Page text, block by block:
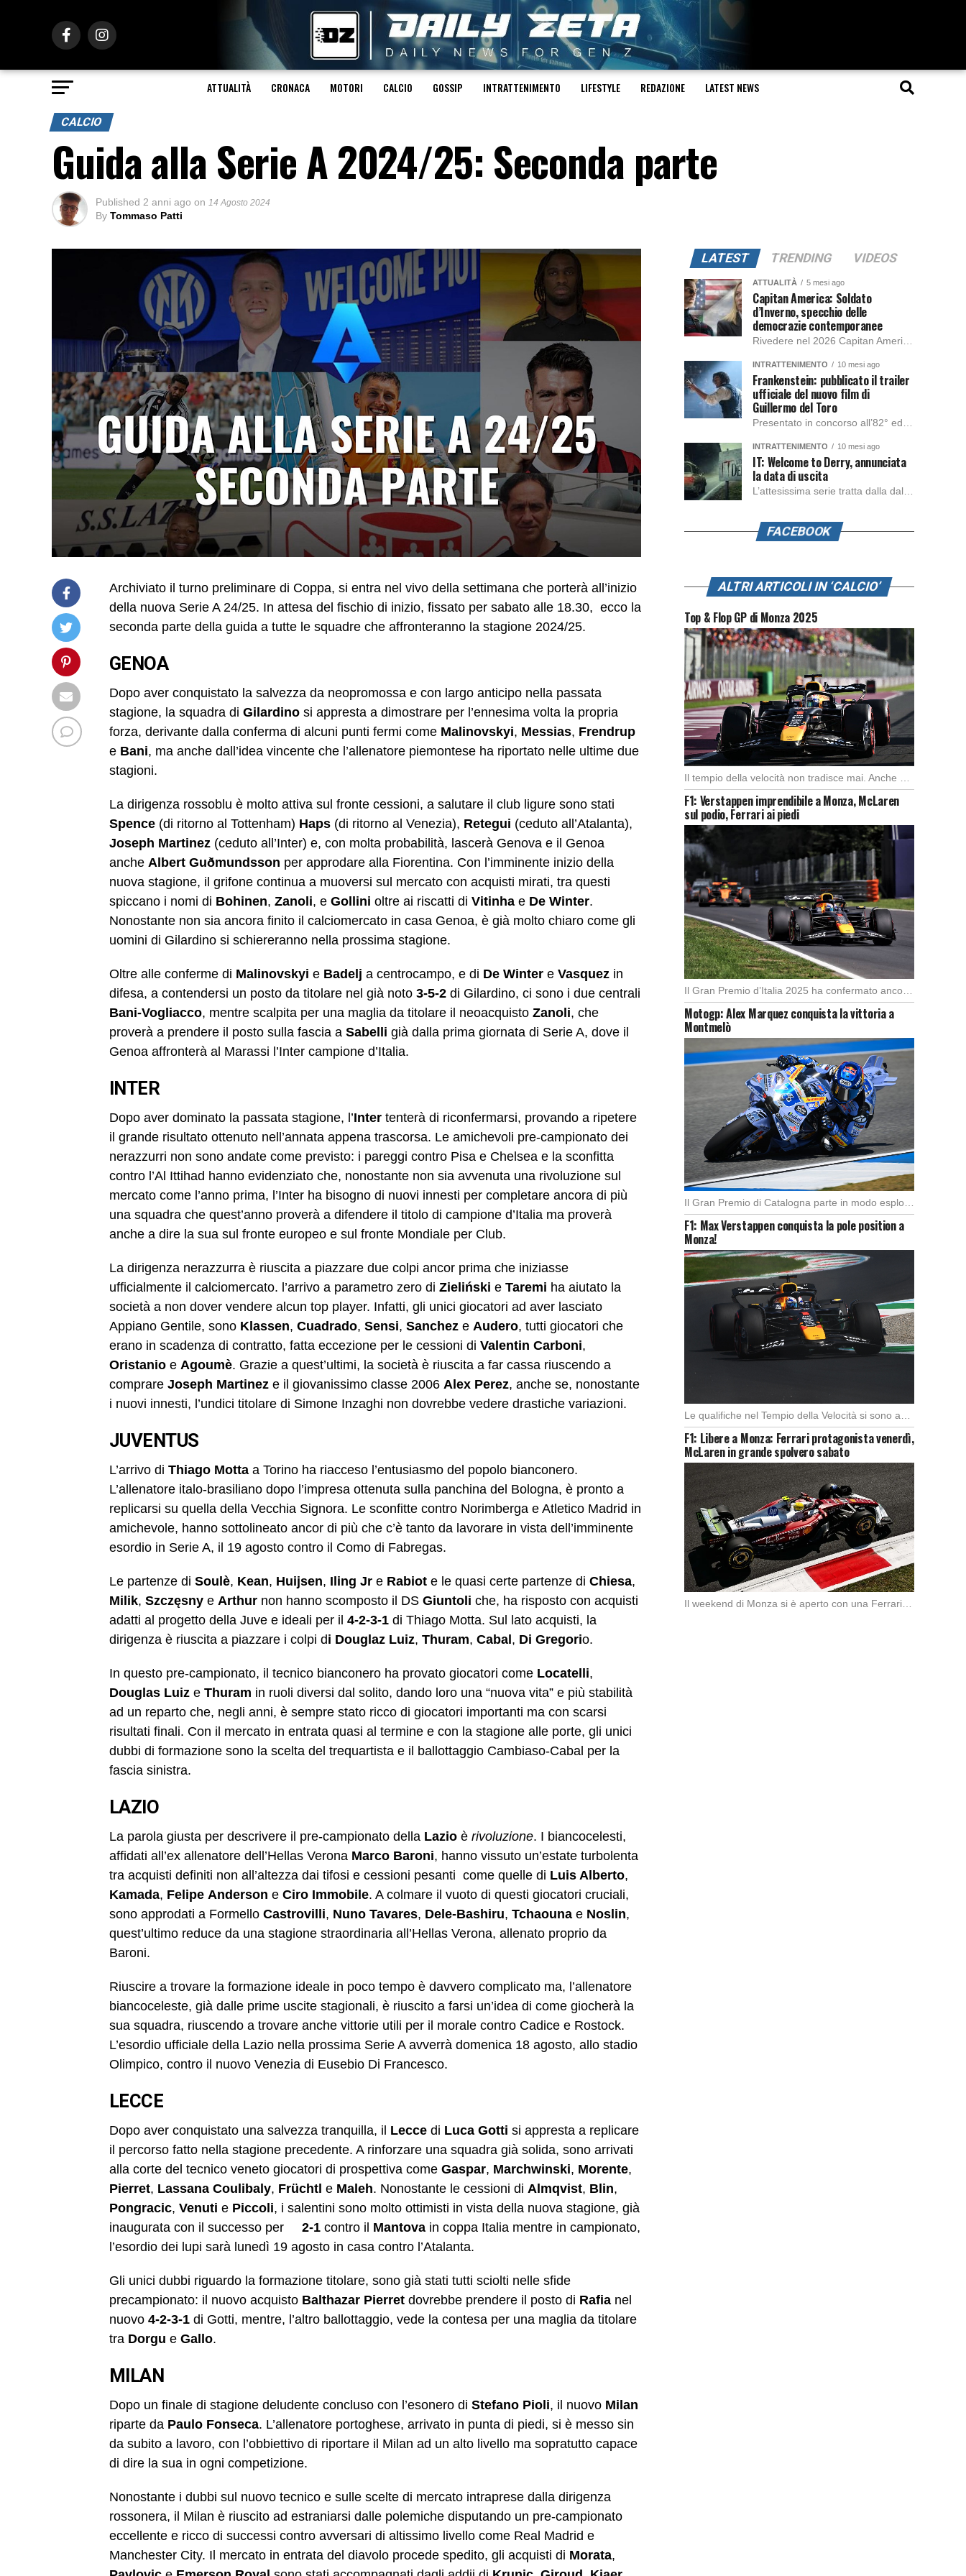
ATTUALITÀ CRONACA MOTORI CALCIO GOSSIP INTRATTENIMENTO LIFESTYLE REDAZIONE LATEST NEWS
CALCIO
Guida alla Serie A 2024/25: Seconda parte
Published 2 anni ago on 14 Agosto 2024
By Tommaso Patti
Archiviato il turno preliminare di Coppa, si entra nel vivo della settimana che porterà all’inizio
della nuova Serie A 24/25. In attesa del fischio di inizio, fissato per sabato alle 18.30, ecco la
seconda parte della guida a tutte le squadre che affronteranno la stagione 2024/25.
GENOA
Dopo aver conquistato la salvezza da neopromossa e con largo anticipo nella passata
stagione, la squadra di Gilardino si appresta a dimostrare per l’ennesima volta la propria
forza, derivante dalla conferma di alcuni punti fermi come Malinovskyi, Messias, Frendrup
e Bani, ma anche dall’idea vincente che l’allenatore piemontese ha riportato nelle ultime due
stagioni.
La dirigenza rossoblu è molto attiva sul fronte cessioni, a salutare il club ligure sono stati
Spence (di ritorno al Tottenham) Haps (di ritorno al Venezia), Retegui (ceduto all’Atalanta),
Joseph Martinez (ceduto all’Inter) e, con molta probabilità, lascerà Genova e il Genoa
anche Albert Guðmundsson per approdare alla Fiorentina. Con l’imminente inizio della
nuova stagione, il grifone continua a muoversi sul mercato con acquisti mirati, tra questi
spiccano i nomi di Bohinen, Zanoli, e Gollini oltre ai riscatti di Vitinha e De Winter.
Nonostante non sia ancora finito il calciomercato in casa Genoa, è già molto chiaro come gli
uomini di Gilardino si schiereranno nella prossima stagione.
Oltre alle conferme di Malinovskyi e Badelj a centrocampo, e di De Winter e Vasquez in
difesa, a contendersi un posto da titolare nel già noto 3-5-2 di Gilardino, ci sono i due centrali
Bani-Vogliacco, mentre scalpita per una maglia da titolare il neoacquisto Zanoli, che
proverà a prendere il posto sulla fascia a Sabelli già dalla prima giornata di Serie A, dove il
Genoa affronterà al Marassi l’Inter campione d’Italia.
INTER
Dopo aver dominato la passata stagione, l’Inter tenterà di riconfermarsi, provando a ripetere
il grande risultato ottenuto nell’annata appena trascorsa. Le amichevoli pre-campionato dei
nerazzurri non sono andate come previsto: i pareggi contro Pisa e Chelsea e la sconfitta
contro l’Al Ittihad hanno evidenziato che, nonostante non sia avvenuta una rivoluzione sul
mercato come l’anno prima, l’Inter ha bisogno di nuovi innesti per completare ancora di più
una squadra che quest’anno proverà a difendere il titolo di campione d’Italia ma proverà
anche a dire la sua sul fronte europeo e sul fronte Mondiale per Club.
La dirigenza nerazzurra è riuscita a piazzare due colpi ancor prima che iniziasse
ufficialmente il calciomercato. l’arrivo a parametro zero di Zieliński e Taremi ha aiutato la
società a non dover vendere alcun top player. Infatti, gli unici giocatori ad aver lasciato
Appiano Gentile, sono Klassen, Cuadrado, Sensi, Sanchez e Audero, tutti giocatori che
erano in scadenza di contratto, fatta eccezione per le cessioni di Valentin Carboni,
Oristanio e Agoumè. Grazie a quest’ultimi, la società è riuscita a far cassa riuscendo a
comprare Joseph Martinez e il giovanissimo classe 2006 Alex Perez, anche se, nonostante
i nuovi innesti, l’undici titolare di Simone Inzaghi non dovrebbe vedere drastiche variazioni.
JUVENTUS
L’arrivo di Thiago Motta a Torino ha riacceso l’entusiasmo del popolo bianconero.
L’allenatore italo-brasiliano dopo l’impresa ottenuta sulla panchina del Bologna, è pronto a
replicarsi su quella della Vecchia Signora. Le sconfitte contro Norimberga e Atletico Madrid in
amichevole, hanno sottolineato ancor di più che c’è tanto da lavorare in vista dell’imminente
esordio in Serie A, il 19 agosto contro il Como di Fabregas.
Le partenze di Soulè, Kean, Huijsen, Iling Jr e Rabiot e le quasi certe partenze di Chiesa,
Milik, Szczęsny e Arthur non hanno scomposto il DS Giuntoli che, ha risposto con acquisti
adatti al progetto della Juve e ideali per il 4-2-3-1 di Thiago Motta. Sul lato acquisti, la
dirigenza è riuscita a piazzare i colpi di Douglaz Luiz, Thuram, Cabal , Di Gregorio.
In questo pre-campionato, il tecnico bianconero ha provato giocatori come Locatelli,
Douglas Luiz e Thuram in ruoli diversi dal solito, dando loro una “nuova vita” e più stabilità
ad un reparto che, negli anni, è sempre stato ricco di giocatori importanti ma con scarsi
risultati finali. Con il mercato in entrata quasi al termine e con la stagione alle porte, gli unici
dubbi di formazione sono la scelta del trequartista e il ballottaggio Cambiaso-Cabal per la
fascia sinistra.
LAZIO
La parola giusta per descrivere il pre-campionato della Lazio è rivoluzione. I biancocelesti,
affidati all’ex allenatore dell’Hellas Verona Marco Baroni, hanno vissuto un’estate turbolenta
tra acquisti definiti non all’altezza dai tifosi e cessioni pesanti come quelle di Luis Alberto,
Kamada, Felipe Anderson e Ciro Immobile. A colmare il vuoto di questi giocatori cruciali,
sono approdati a Formello Castrovilli, Nuno Tavares, Dele-Bashiru, Tchaouna e Noslin,
quest’ultimo reduce da una stagione straordinaria all’Hellas Verona, allenato proprio da
Baroni.
Riuscire a trovare la formazione ideale in poco tempo è davvero complicato ma, l’allenatore
biancoceleste, già dalle prime uscite stagionali, è riuscito a farsi un’idea di come giocherà la
sua squadra, riuscendo a trovare anche vittorie utili per il morale contro Cadice e Rostock.
L’esordio ufficiale della Lazio nella prossima Serie A avverrà domenica 18 agosto, allo stadio
Olimpico, contro il nuovo Venezia di Eusebio Di Francesco.
LECCE
Dopo aver conquistato una salvezza tranquilla, il Lecce di Luca Gotti si appresta a replicare
il percorso fatto nella stagione precedente. A rinforzare una squadra già solida, sono arrivati
alla corte del tecnico veneto giocatori di prospettiva come Gaspar, Marchwinski, Morente,
Pierret, Lassana Coulibaly, Früchtl e Maleh. Nonostante le cessioni di Almqvist, Blin,
Pongracic, Venuti e Piccoli, i salentini sono molto ottimisti in vista della nuova stagione, già
inaugurata con il successo per 2-1 contro il Mantova in coppa Italia mentre in campionato,
l’esordio dei lupi sarà lunedì 19 agosto in casa contro l’Atalanta.
Gli unici dubbi riguardo la formazione titolare, sono già stati tutti sciolti nelle sfide
precampionato: il nuovo acquisto Balthazar Pierret dovrebbe prendere il posto di Rafia nel
nuovo 4-2-3-1 di Gotti, mentre, l’altro ballottaggio, vede la contesa per una maglia da titolare
tra Dorgu e Gallo.
MILAN
Dopo un finale di stagione deludente concluso con l’esonero di Stefano Pioli, il nuovo Milan
riparte da Paulo Fonseca. L’allenatore portoghese, arrivato in punta di piedi, si è messo sin
da subito a lavoro, con l’obbiettivo di riportare il Milan ad un alto livello ma sopratutto capace
di dire la sua in ogni competizione.
Nonostante i dubbi sul nuovo tecnico e sulle scelte di mercato intraprese dalla dirigenza
rossonera, il Milan è riuscito ad estraniarsi dalle polemiche disputando un pre-campionato
eccellente e ricco di successi contro avversari di altissimo livello come Real Madrid e
Manchester City. Il mercato in entrata del diavolo procede spedito, gli acquisti di Morata,
LATEST TRENDING VIDEOS
ATTUALITÀ 5 mesi ago
Capitan America: Soldato
d’Inverno, specchio delle
democrazie contemporanee
INTRATTENIMENTO 10 mesi ago
Frankenstein: pubblicato il trailer
ufficiale del nuovo film di
Guillermo del Toro
INTRATTENIMENTO 10 mesi ago
IT: Welcome to Derry, annunciata
la data di uscita
FACEBOOK
ALTRI ARTICOLI IN ‘CALCIO’
Top & Flop GP di Monza 2025
Il tempio della velocità non tradisce mai. Anche quest’anno il Gran Premio d’Italia ha offerto […]
F1: Verstappen imprendibile a Monza, McLaren
sul podio, Ferrari ai piedi
Motogp: Alex Marquez conquista la vittoria a
Montmelò
Il Gran Premio di Catalogna parte in modo esplosivo con un’ottima partenza di Alex Marquez, […]
F1: Max Verstappen conquista la pole position a
Monza!
F1: Libere a Monza: Ferrari protagonista venerdì,
McLaren in grande spolvero sabato